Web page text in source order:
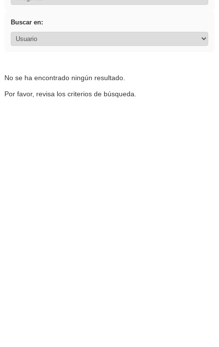
Buscar en:
No se ha encontrado ningún resultado.
Por favor, revisa los criterios de búsqueda.